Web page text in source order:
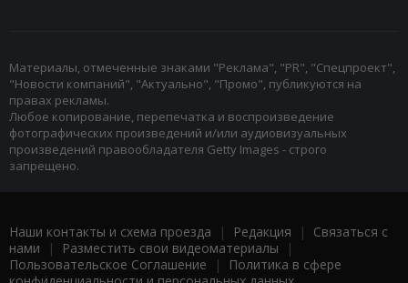
Материалы, отмеченные знаками "Реклама", "PR", "Спецпроект",
"Новости компаний", "Актуально", "Промо", публикуются на
правах рекламы.
Любое копирование, перепечатка и воспроизведение
фотографических произведений и/или аудиовизуальных
произведений правообладателя Getty Images - строго
запрещено.
Наши контакты и схема проезда | Редакция | Связаться с
нами | Разместить свои видеоматериалы |
Пользовательское Соглашение |
Политика в сфере